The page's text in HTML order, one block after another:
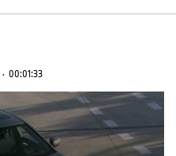
· 00:01:33